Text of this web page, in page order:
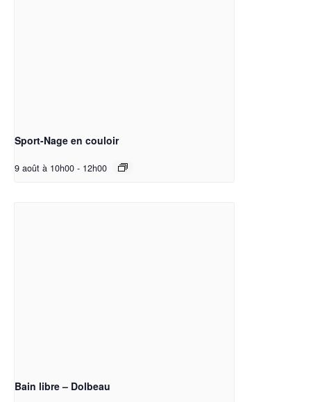
Sport-Nage en couloir
9 août à 10h00 - 12h00
Bain libre – Dolbeau